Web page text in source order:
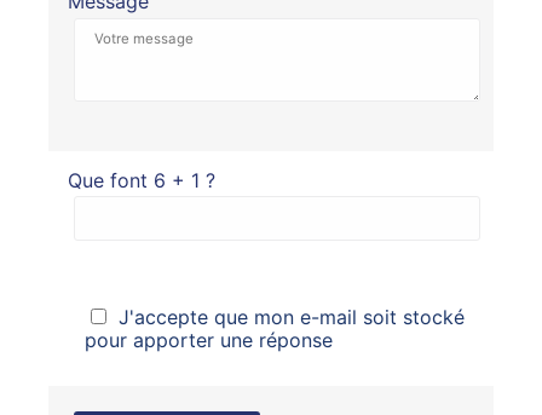
Que font 6 + 1 ?
J'accepte que mon e-mail soit stocké
pour apporter une réponse